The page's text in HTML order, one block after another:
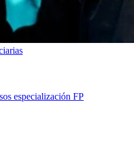
especialización FP